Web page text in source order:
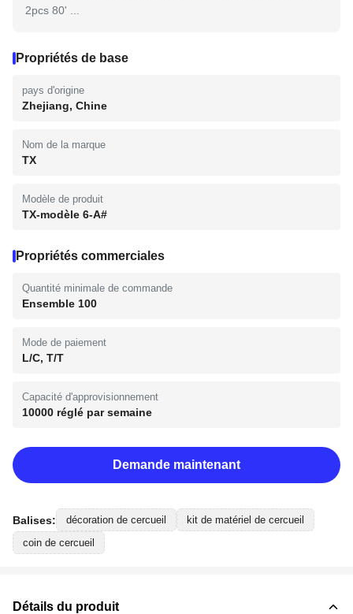
2pcs 80' ...
Propriétés de base
pays d'origine
Zhejiang, Chine
Nom de la marque
TX
Modèle de produit
TX-modèle 6-A#
Propriétés commerciales
Quantité minimale de commande
Ensemble 100
Mode de paiement
L/C, T/T
Capacité d'approvisionnement
10000 réglé par semaine
Demande maintenant
Balises: décoration de cercueil
kit de matériel de cercueil
coin de cercueil
Détails du produit